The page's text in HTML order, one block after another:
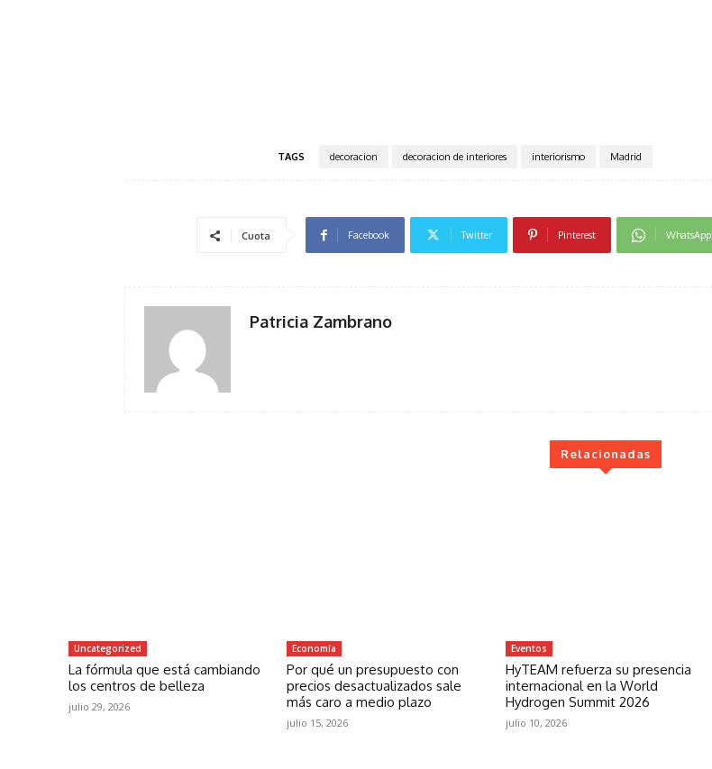
TAGS decoracion decoracion de interiores interiorismo Madrid
Cuota Facebook Twitter Pinterest WhatsApp
Patricia Zambrano
Relacionadas
Uncategorized
La fórmula que está cambiando
los centros de belleza
julio 29, 2026
Economía
Por qué un presupuesto con
precios desactualizados sale
más caro a medio plazo
julio 15, 2026
Eventos
HyTEAM refuerza su presencia
internacional en la World
Hydrogen Summit 2026
julio 10, 2026